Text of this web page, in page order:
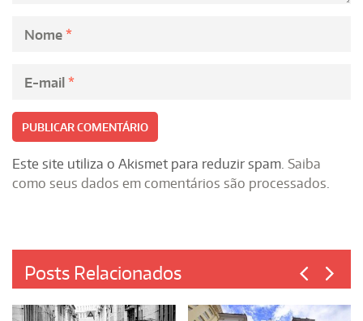
Nome *
E-mail *
Este site utiliza o Akismet para reduzir spam. Saiba
como seus dados em comentários são processados.
Posts Relacionados